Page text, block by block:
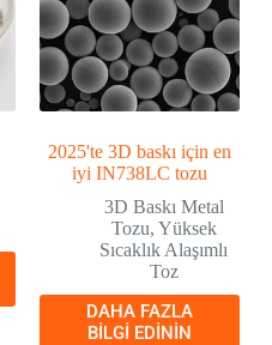
2025'te 3D baskı için en
iyi IN738LC tozu
3D Baskı Metal
Tozu, Yüksek
Sıcaklık Alaşımlı
Toz
DAHA FAZLA
BILGI EDININ